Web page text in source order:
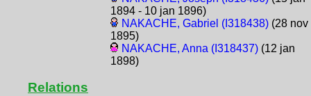
1894 - 10 jan 1896)
NAKACHE, Gabriel (I318438)(28 nov
1895)
NAKACHE, Anna (I318437)(12 jan
1898)
Relations